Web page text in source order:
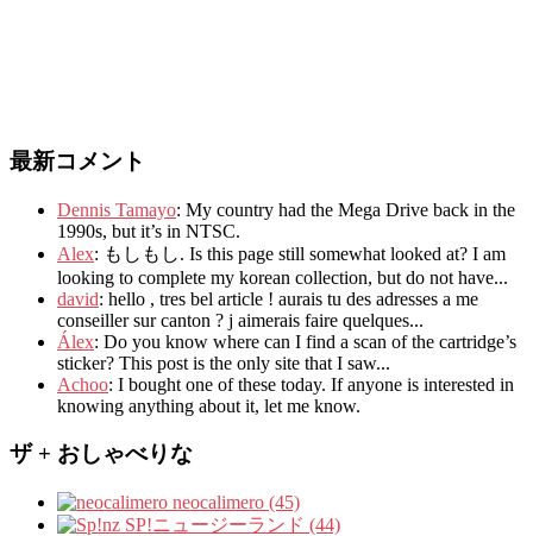
最新コメント
Dennis Tamayo: My country had the Mega Drive back in the
1990s, but it’s in NTSC.
Alex: もしもし. Is this page still somewhat looked at? I am
looking to complete my korean collection, but do not have...
david: hello , tres bel article ! aurais tu des adresses a me
conseiller sur canton ? j aimerais faire quelques...
Álex: Do you know where can I find a scan of the cartridge’s
sticker? This post is the only site that I saw...
Achoo: I bought one of these today. If anyone is interested in
knowing anything about it, let me know.
ザ + おしゃべりな
neocalimero (45)
SP!ニュージーランド (44)